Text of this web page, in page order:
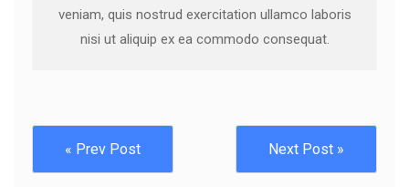
veniam, quis nostrud exercitation ullamco laboris
nisi ut aliquip ex ea commodo consequat.
« Prev Post Next Post »